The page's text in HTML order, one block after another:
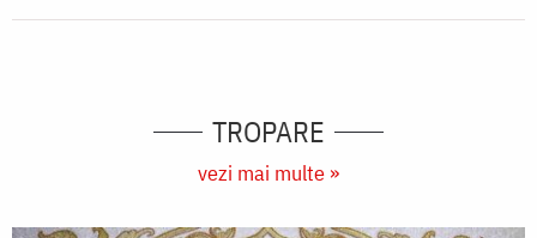
TROPARE
vezi mai multe »